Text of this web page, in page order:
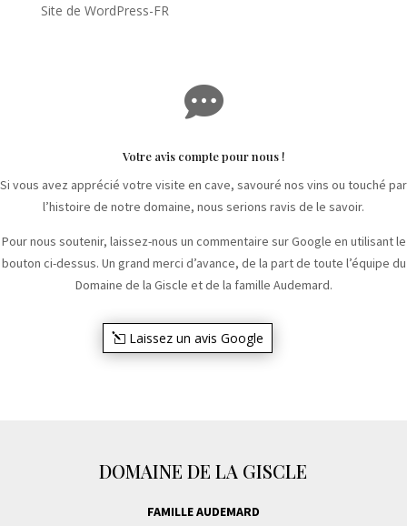
Site de WordPress-FR

Votre avis compte pour nous !
Si vous avez apprécié votre visite en cave, savouré nos vins ou touché par
l’histoire de notre domaine, nous serions ravis de le savoir.
Pour nous soutenir, laissez-nous un commentaire sur Google en utilisant le
bouton ci-dessus. Un grand merci d’avance, de la part de toute l’équipe du
Domaine de la Giscle et de la famille Audemard.
Laissez un avis Google
DOMAINE DE LA GISCLE
FAMILLE AUDEMARD